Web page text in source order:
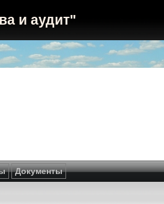
и аудит"
Документы